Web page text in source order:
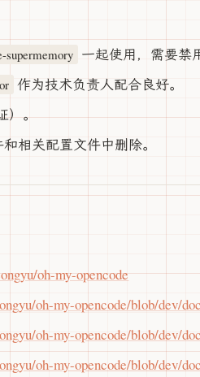
supermemory 一起使用，需要禁
作为技术负责人配合良好。
）。
相关配置文件中删除。
oh-my-opencode
oh-my-opencode/blob/dev/
oh-my-opencode/blob/dev/
oh-my-opencode/blob/dev/